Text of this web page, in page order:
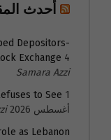
أحدث
Depositors-
Exchange 4 أغسطس 2026
Samara Azzi
to See 1
أغسطس 2026
as Lebanon